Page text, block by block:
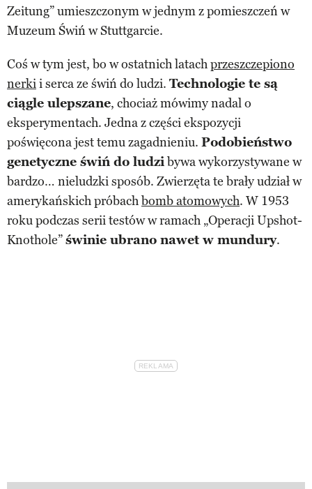
Zeitung” umieszczonym w jednym z pomieszczeń w
Muzeum Świń w Stuttgarcie.
Coś w tym jest, bo w ostatnich latachprzeszczepiono
nerkii serca ze świń do ludzi. Technologie te są
ciągle ulepszane, chociaż mówimy nadal o
eksperymentach. Jedna z części ekspozycji
poświęcona jest temu zagadnieniu. Podobieństwo
genetyczne świń do ludzibywa wykorzystywane w
bardzo… nieludzki sposób. Zwierzęta te brały udział w
amerykańskich próbachbomb atomowych. W 1953
roku podczas serii testów w ramach „Operacji Upshot-
Knothole”świnie ubrano nawet w mundury.